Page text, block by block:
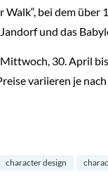
Walk“, bei dem
und das
30. April
variieren je
character design